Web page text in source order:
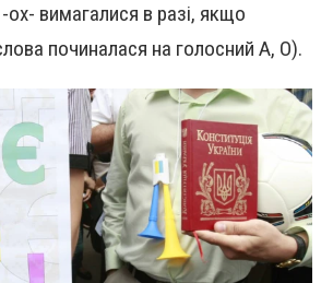
ох- вимагалися в разі, якщо
починалася на голосний А, О).